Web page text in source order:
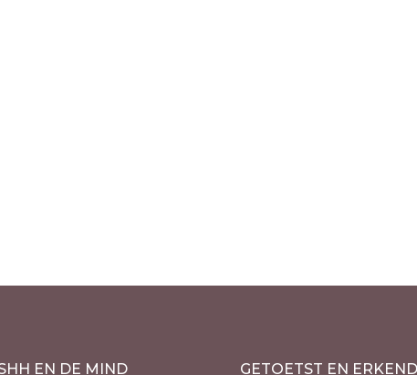
EN DE MIND
GETOETST EN ERKEND